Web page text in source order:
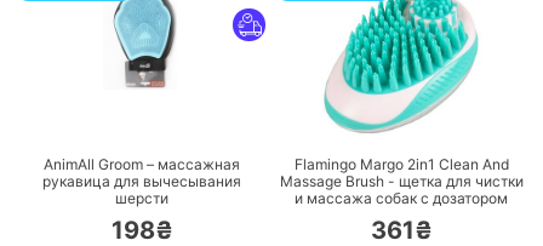
AnimAll Groom – массажная
рукавица для вычесывания
шерсти
198₴
ПЕРЕЙТИ
Flamingo Margo 2in1 Clean And
Massage Brush - щетка для чистки
и массажа собак с дозатором
361₴